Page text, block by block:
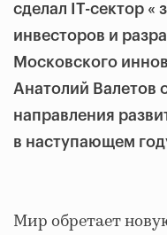
сделал IT-сектор «
инвесторов и
Московского
Анатолий Валетов
направления
в наступающем
Мир обретает